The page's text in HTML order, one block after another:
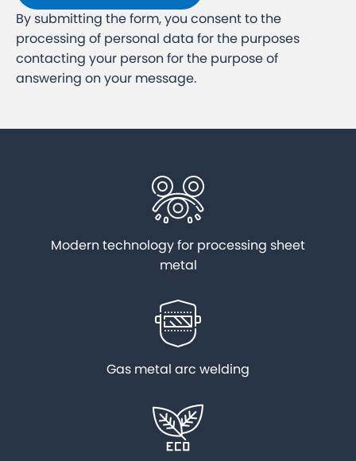
By submitting the form, you consent to the
processing of personal data for the purposes
contacting your person for the purpose of
answering on your message.
Modern technology for processing sheet
metal
Gas metal arc welding